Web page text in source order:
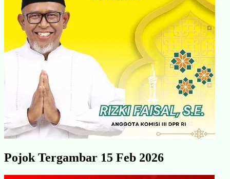
Pojok Tergambar 15 Feb 2026